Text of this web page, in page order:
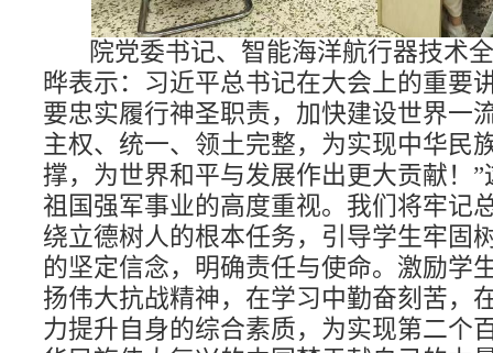
院党委书记、智能海洋航行器技术
晔表示：习近平总书记在大会上的重要
要忠实履行神圣职责，加快建设世界一
主权、统一、领土完整，为实现中华民
撑，为世界和平与发展作出更大贡献！
祖国强军事业的高度重视。我们将牢记
绕立德树人的根本任务，引导学生牢固
的坚定信念，明确责任与使命。激励学
扬伟大抗战精神，在学习中勤奋刻苦，
力提升自身的综合素质，为实现第二个